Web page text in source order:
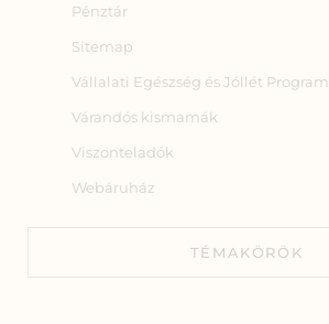
Pénztár
Sitemap
Vállalati Egészség és Jóllét Program
Várandós kismamák
Viszonteladók
Webáruház
TÉMAKÖRÖK